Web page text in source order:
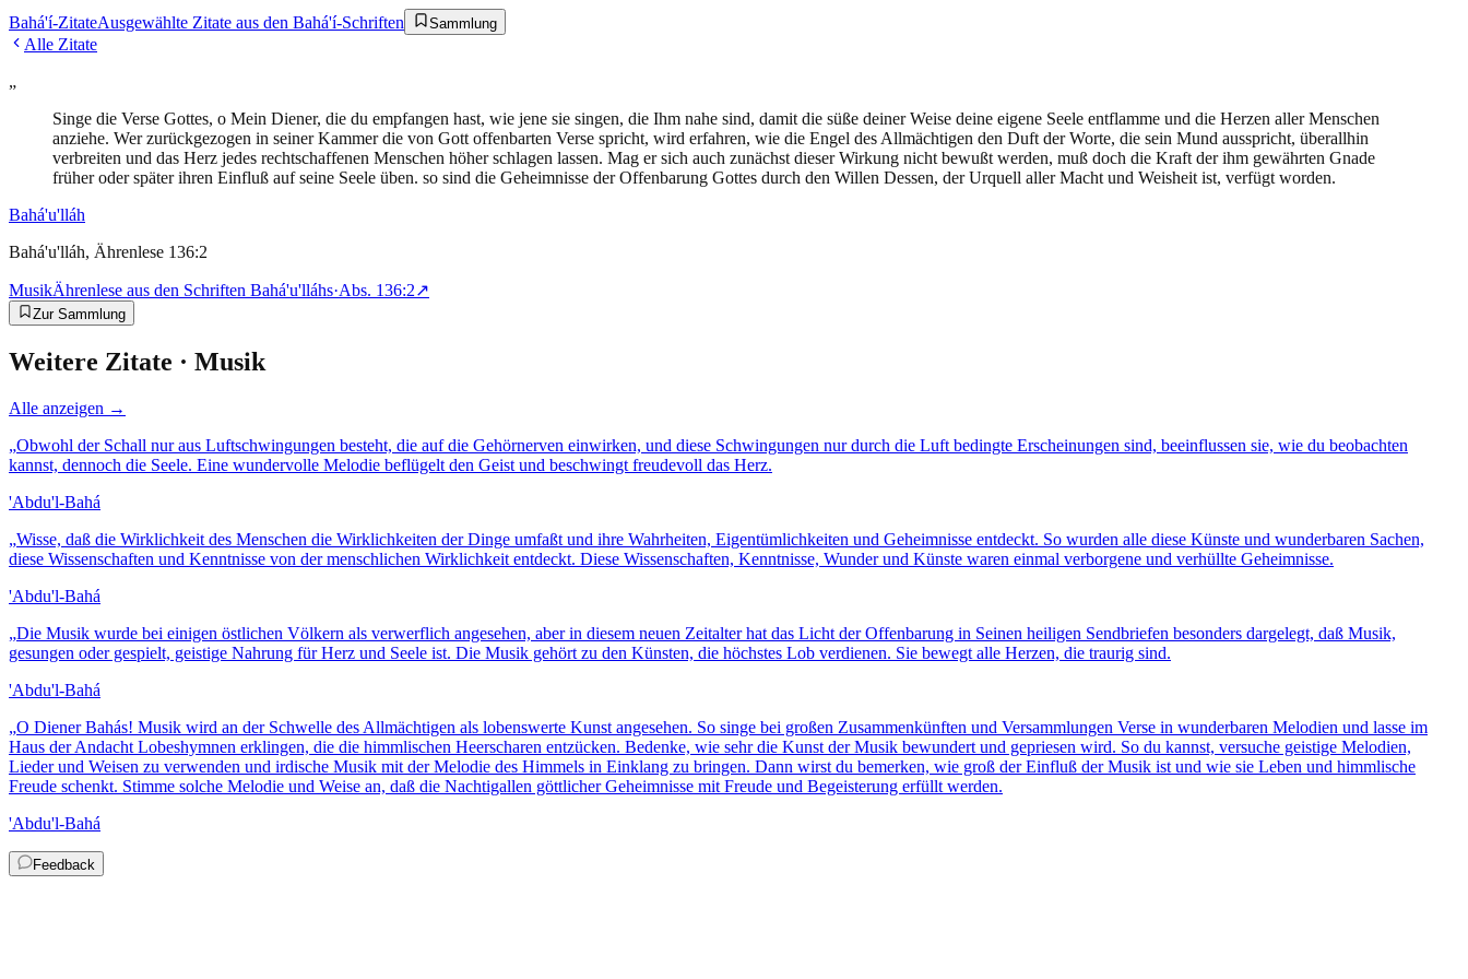
Bahá'í-ZitateAusgewählte Zitate aus den Bahá'í-Schriften Sammlung
Alle Zitate
„
Singe die Verse Gottes, o Mein Diener, die du empfangen hast, wie jene sie singen, die Ihm nahe sind, damit die süße deiner Weise deine eigene Seele entflamme und die Herzen aller Menschen
anziehe. Wer zurückgezogen in seiner Kammer die von Gott offenbarten Verse spricht, wird erfahren, wie die Engel des Allmächtigen den Duft der Worte, die sein Mund ausspricht, überallhin
verbreiten und das Herz jedes rechtschaffenen Menschen höher schlagen lassen. Mag er sich auch zunächst dieser Wirkung nicht bewußt werden, muß doch die Kraft der ihm gewährten Gnade
früher oder später ihren Einfluß auf seine Seele üben. so sind die Geheimnisse der Offenbarung Gottes durch den Willen Dessen, der Urquell aller Macht und Weisheit ist, verfügt worden.
Bahá'u'lláh
Bahá'u'lláh, Ährenlese 136:2
MusikÄhrenlese aus den Schriften Bahá'u'lláhs·Abs. 136:2↗
Zur Sammlung
Weitere Zitate · Musik
Alle anzeigen →
„Obwohl der Schall nur aus Luftschwingungen besteht, die auf die Gehörnerven einwirken, und diese Schwingungen nur durch die Luft bedingte Erscheinungen sind, beeinflussen sie, wie du beobachten
kannst, dennoch die Seele. Eine wundervolle Melodie beflügelt den Geist und beschwingt freudevoll das Herz.
'Abdu'l-Bahá
„Wisse, daß die Wirklichkeit des Menschen die Wirklichkeiten der Dinge umfaßt und ihre Wahrheiten, Eigentümlichkeiten und Geheimnisse entdeckt. So wurden alle diese Künste und wunderbaren Sachen,
diese Wissenschaften und Kenntnisse von der menschlichen Wirklichkeit entdeckt. Diese Wissenschaften, Kenntnisse, Wunder und Künste waren einmal verborgene und verhüllte Geheimnisse.
'Abdu'l-Bahá
„Die Musik wurde bei einigen östlichen Völkern als verwerflich angesehen, aber in diesem neuen Zeitalter hat das Licht der Offenbarung in Seinen heiligen Sendbriefen besonders dargelegt, daß Musik,
gesungen oder gespielt, geistige Nahrung für Herz und Seele ist. Die Musik gehört zu den Künsten, die höchstes Lob verdienen. Sie bewegt alle Herzen, die traurig sind.
'Abdu'l-Bahá
„O Diener Bahás! Musik wird an der Schwelle des Allmächtigen als lobenswerte Kunst angesehen. So singe bei großen Zusammenkünften und Versammlungen Verse in wunderbaren Melodien und lasse im
Haus der Andacht Lobeshymnen erklingen, die die himmlischen Heerscharen entzücken. Bedenke, wie sehr die Kunst der Musik bewundert und gepriesen wird. So du kannst, versuche geistige Melodien,
Lieder und Weisen zu verwenden und irdische Musik mit der Melodie des Himmels in Einklang zu bringen. Dann wirst du bemerken, wie groß der Einfluß der Musik ist und wie sie Leben und himmlische
Freude schenkt. Stimme solche Melodie und Weise an, daß die Nachtigallen göttlicher Geheimnisse mit Freude und Begeisterung erfüllt werden.
'Abdu'l-Bahá
Feedback